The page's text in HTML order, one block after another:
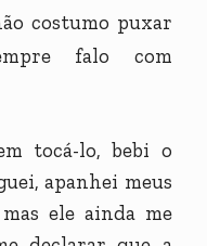
costumo puxar
falo com
tocá-lo, bebi o
apanhei meus
ele ainda me